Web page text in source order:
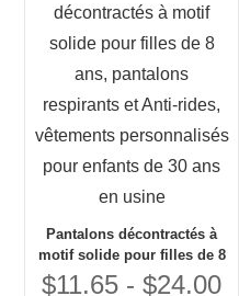
Pantalons décontractés à
motif solide pour filles de 8
ans, pantalons respirants et
$11.65 - $24.00